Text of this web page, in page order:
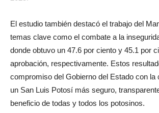
El estudio también destacó el trabajo del
temas clave como el combate a la
donde obtuvo un 47.6 por ciento y 45.1 por
aprobación, respectivamente. Estos
compromiso del Gobierno del Estado con la
un San Luis Potosí más seguro,
beneficio de todas y todos los potosinos.